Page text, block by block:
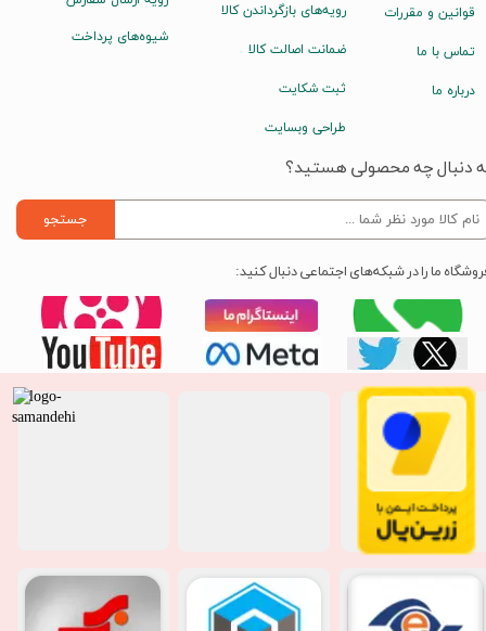
شیوه‌های پرداخت
رویه‌های بازگرداندن کالا
ضمانت اصالت کالا
ثبت شکایت
طراحی وبسایت
قوانین و مقررات
تماس با ما
درباره ما
دنبال چه محصولی هستید؟
جستجو
ما را در شبکه‌های اجتماعی دنبال کنید: